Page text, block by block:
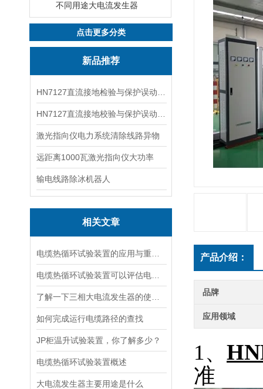
不同用途大电流发生器
点击更多分类
新品推荐
激光指向仪电力系统清除线路异物
远距离1000瓦激光指向仪大功率
输电线路除冰机器人
相关文章
如何完成运行电缆路径的查找
JP柜温升试验装置，你了解多少？
电缆热循环试验装置概述
大电流发生器主要用途是什么
产品介绍：
品牌
应用领域
1、
准